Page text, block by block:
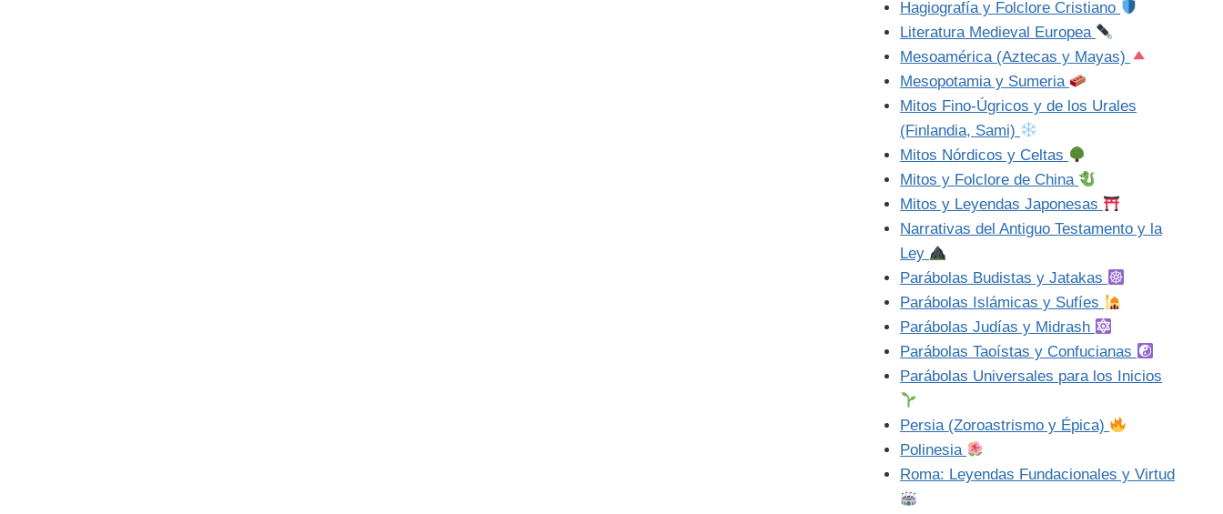
Hagiografía y Folclore Cristiano
Literatura Medieval Europea
Mesoamérica (Aztecas y Mayas)
Mesopotamia y Sumeria
Mitos Fino-Úgricos y de los Urales
(Finlandia, Sami)
Mitos Nórdicos y Celtas
Mitos y Folclore de China
Mitos y Leyendas Japonesas
Narrativas del Antiguo Testamento y la
Ley
Parábolas Budistas y Jatakas
Parábolas Islámicas y Sufíes
Parábolas Judías y Midrash
Parábolas Taoístas y Confucianas
Parábolas Universales para los Inicios
Persia (Zoroastrismo y Épica)
Polinesia
Roma: Leyendas Fundacionales y Virtud